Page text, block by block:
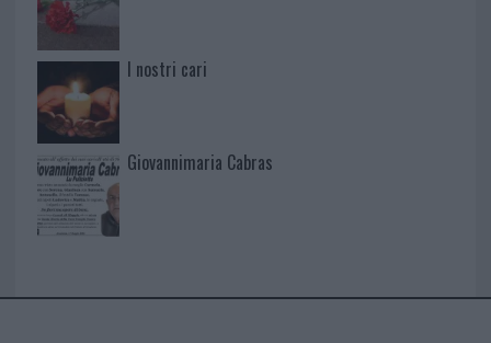
I nostri cari
Giovannimaria Cabras